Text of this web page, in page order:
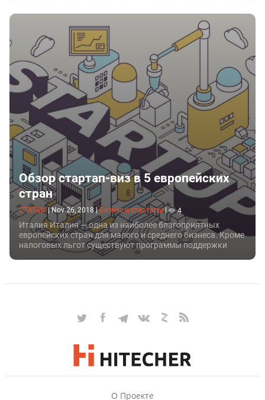
подойдет для крупной корпорации
Обзор стартап-виз в 5 европейских
стран
СТАТЬИ | Nov 26, 2018 | Бизнес и стартапы 4
Италия Италия — одна из наиболее благоприятных
европейских стран для малого и среднего бизнеса. Кроме
налоговых льгот существуют программы поддержки
инновационных стартапов, в том числе и иностранных.
О Проекте